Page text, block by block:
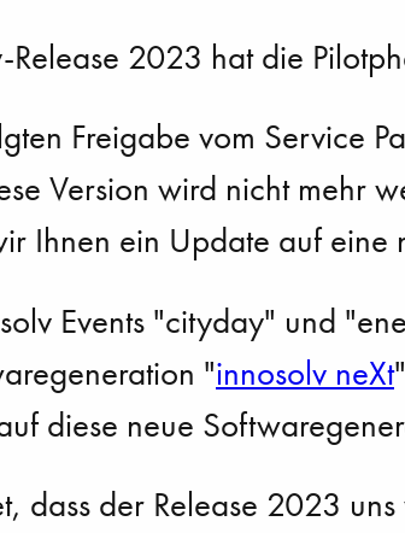
Release 2023 hat die
Freigabe vom Service
Version wird nicht mehr
Ihnen ein Update auf eine
Events "cityday" und
"innosolv neXt
diese neue
dass der Release 2023